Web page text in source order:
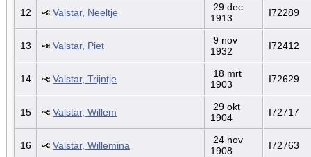
12 Valstar, Neeltje
29 dec
1913
I72289
13 Valstar, Piet
9 nov
1932
I72412
14 Valstar, Trijntje
18 mrt
1903
I72629
15 Valstar, Willem
29 okt
1904
I72717
16 Valstar, Willemina
24 nov
1908
I72763